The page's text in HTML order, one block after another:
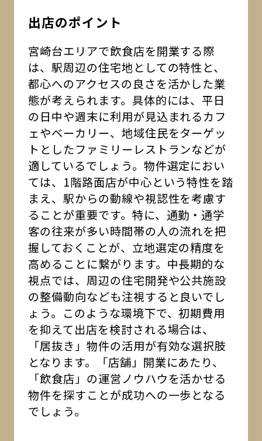
出店のポイント
宮崎台エリアで飲食店を開業する際
は、駅周辺の住宅地としての特性と、
都心へのアクセスの良さを活かした業
態が考えられます。具体的には、平日
の日中や週末に利用が見込まれるカフ
ェやベーカリー、地域住民をターゲッ
トとしたファミリーレストランなどが
適しているでしょう。物件選定におい
ては、1階路面店が中心という特性を踏
まえ、駅からの動線や視認性を考慮す
ることが重要です。特に、通勤・通学
客の往来が多い時間帯の人の流れを把
握しておくことが、立地選定の精度を
高めることに繋がります。中長期的な
視点では、周辺の住宅開発や公共施設
の整備動向なども注視すると良いでし
ょう。このような環境下で、初期費用
を抑えて出店を検討される場合は、
「居抜き」物件の活用が有効な選択肢
となります。「店舗」開業にあたり、
「飲食店」の運営ノウハウを活かせる
物件を探すことが成功への一歩となる
でしょう。